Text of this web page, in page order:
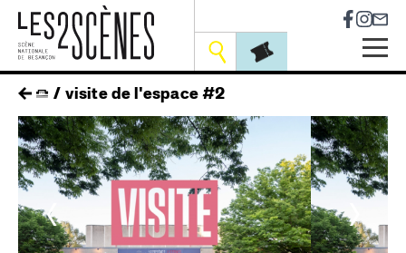
Skip
main
navigation
Outils
fil
d'ariane
visite de l'espace #2
< >